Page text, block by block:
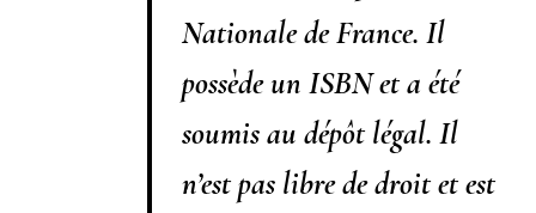
Nationale de France. Il
possède un ISBN et a été
soumis au dépôt légal. Il
n’est pas libre de droit et est